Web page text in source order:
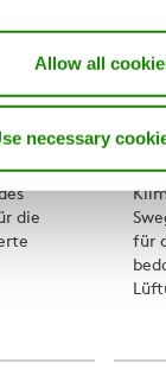
Allow all
necessary
die
für